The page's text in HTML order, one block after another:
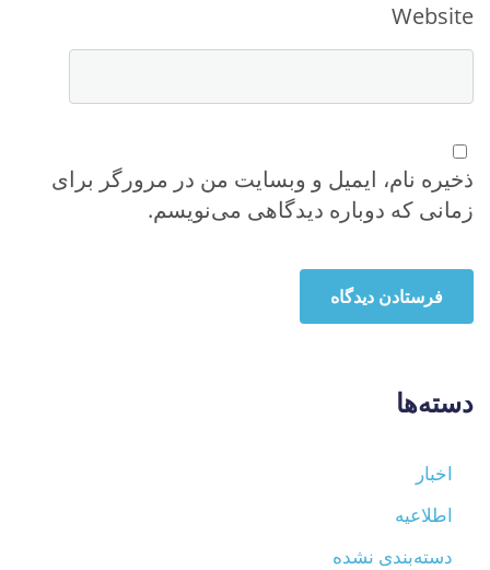
Website
ذخیره نام، ایمیل و وبسایت من در مرورگر برای
زمانی که دوباره دیدگاهی می‌نویسم.
دسته‌ها
اخبار
اطلاعیه
دسته‌بندی نشده